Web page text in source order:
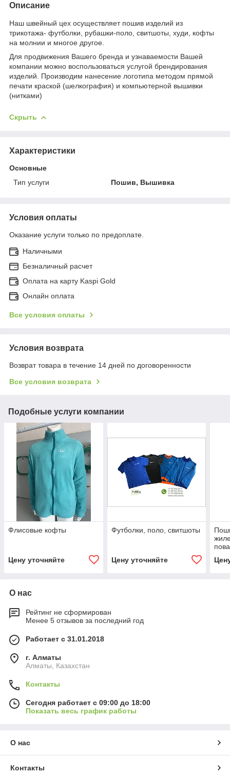
Описание
Наш швейный цех осуществляет пошив изделий из
трикотажа- футболки, рубашки-поло, свитшоты, худи, кофты
на молнии и многое другое.
Для продвижения Вашего бренда и узнаваемости Вашей
компании можно воспользоваться услугой брендирования
изделий. Производим нанесение логотипа методом прямой
печати краской (шелкография) и компьютерной вышивки
(нитками)
Скрыть
Характеристики
Основные
Тип услуги
Пошив, Вышивка
Условия оплаты
Оказание услуги только по предоплате.
Наличными
Безналичный расчет
Оплата на карту Kaspi Gold
Онлайн оплата
Все условия оплаты
Условия возврата
Возврат товара в течение 14 дней по договоренности
Все условия возврата
Подобные услуги компании
Флисовые кофты
Цену уточняйте
Футболки, поло, свитшоты
Цену уточняйте
О нас
Рейтинг не сформирован
Менее 5 отзывов за последний год
Работает с 31.01.2018
г. Алматы
Алматы, Казахстан
Контакты
Сегодня работает с 09:00 до 18:00
Показать весь график работы
О нас
Контакты